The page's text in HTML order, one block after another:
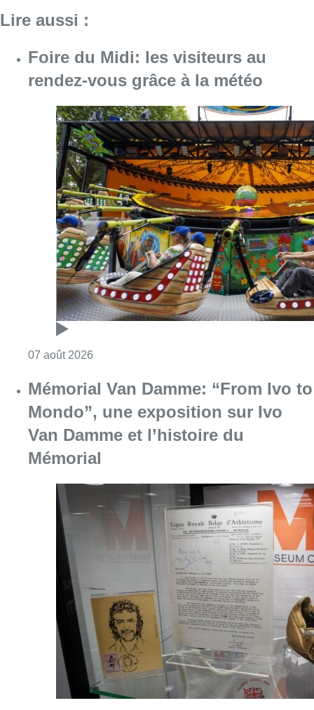
Lire aussi :
Foire du Midi: les visiteurs au
rendez-vous grâce à la météo
07 août 2026
Mémorial Van Damme: “From Ivo to
Mondo”, une exposition sur Ivo
Van Damme et l’histoire du
Mémorial